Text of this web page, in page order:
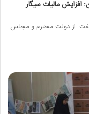
افزایش مالیات سیگار
گفت: از دولت محترم و مجلس